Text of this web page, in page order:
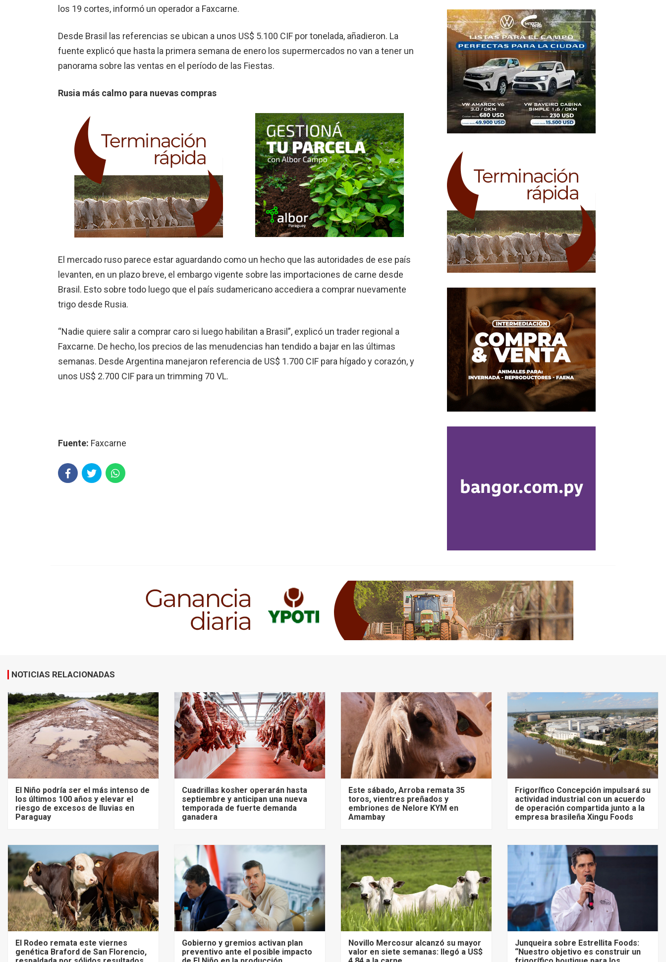
los 19 cortes, informó un operador a Faxcarne.
Desde Brasil las referencias se ubican a unos US$ 5.100 CIF por tonelada, añadieron. La
fuente explicó que hasta la primera semana de enero los supermercados no van a tener un
panorama sobre las ventas en el período de las Fiestas.
Rusia más calmo para nuevas compras
El mercado ruso parece estar aguardando como un hecho que las autoridades de ese país
levanten, en un plazo breve, el embargo vigente sobre las importaciones de carne desde
Brasil. Esto sobre todo luego que el país sudamericano accediera a comprar nuevamente
trigo desde Rusia.
“Nadie quiere salir a comprar caro si luego habilitan a Brasil”, explicó un trader regional a
Faxcarne. De hecho, los precios de las menudencias han tendido a bajar en las últimas
semanas. Desde Argentina manejaron referencia de US$ 1.700 CIF para hígado y corazón, y
unos US$ 2.700 CIF para un trimming 70 VL.
Fuente: Faxcarne
NOTICIAS RELACIONADAS
El Niño podría ser el más intenso de
los últimos 100 años y elevar el
riesgo de excesos de lluvias en
Paraguay
Cuadrillas kosher operarán hasta
septiembre y anticipan una nueva
temporada de fuerte demanda
ganadera
Este sábado, Arroba remata 35
toros, vientres preñados y
embriones de Nelore KYM en
Amambay
Frigorífico Concepción impulsará su
actividad industrial con un acuerdo
de operación compartida junto a la
empresa brasileña Xingu Foods
El Rodeo remata este viernes
genética Braford de San Florencio,
Gobierno y gremios activan plan
preventivo ante el posible impacto
Novillo Mercosur alcanzó su mayor
valor en siete semanas: llegó a US$
Junqueira sobre Estrellita Foods:
“Nuestro objetivo es construir un